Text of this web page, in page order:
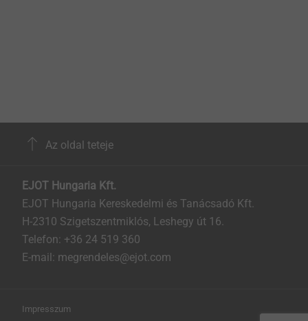
Az oldal teteje
EJOT Hungaria Kft.
EJOT Hungaria Kereskedelmi és Tanácsadó Kft.
H-2310 Szigetszentmiklós, Leshegy út 16.
Telefon: +36 24 519 360
E-mail: megrendeles@ejot.com
Impresszum